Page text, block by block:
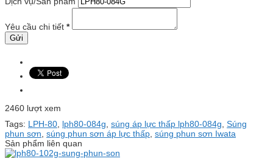
Yêu cầu chi tiết *
2460 lượt xem
Tags: LPH-80 lph80-084g súng áp lực thấp lph80-084g Súng
phun sơn súng phun sơn áp lực thấp súng phun sơn Iwata
Sản phẩm liên quan